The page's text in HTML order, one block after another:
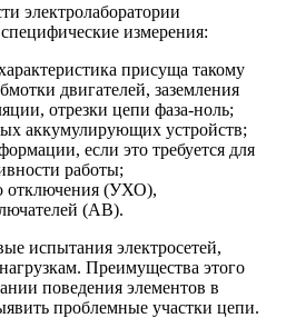
электролаборатории
измерения:
присуща такому
двигателей, заземления
отрезки цепи фаза-ноль;
аккумулирующих устройств;
если это требуется для
работы;
отключения (УХО),
(АВ).
испытания электросетей,
Преимущества этого
поведения элементов в
проблемные участки цепи.